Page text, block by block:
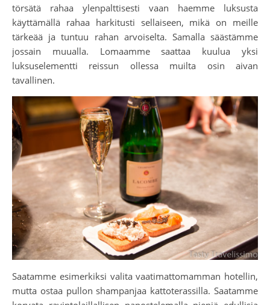
törsätä rahaa ylenpalttisesti vaan haemme luksusta
käyttämällä rahaa harkitusti sellaiseen, mikä on meille
tärkeää ja tuntuu rahan arvoiselta. Samalla säästämme
jossain muualla. Lomaamme saattaa kuulua yksi
luksuselementti reissun ollessa muilta osin aivan
tavallinen.
Saatamme esimerkiksi valita vaatimattomamman hotellin,
mutta ostaa pullon shampanjaa kattoterassilla. Saatamme